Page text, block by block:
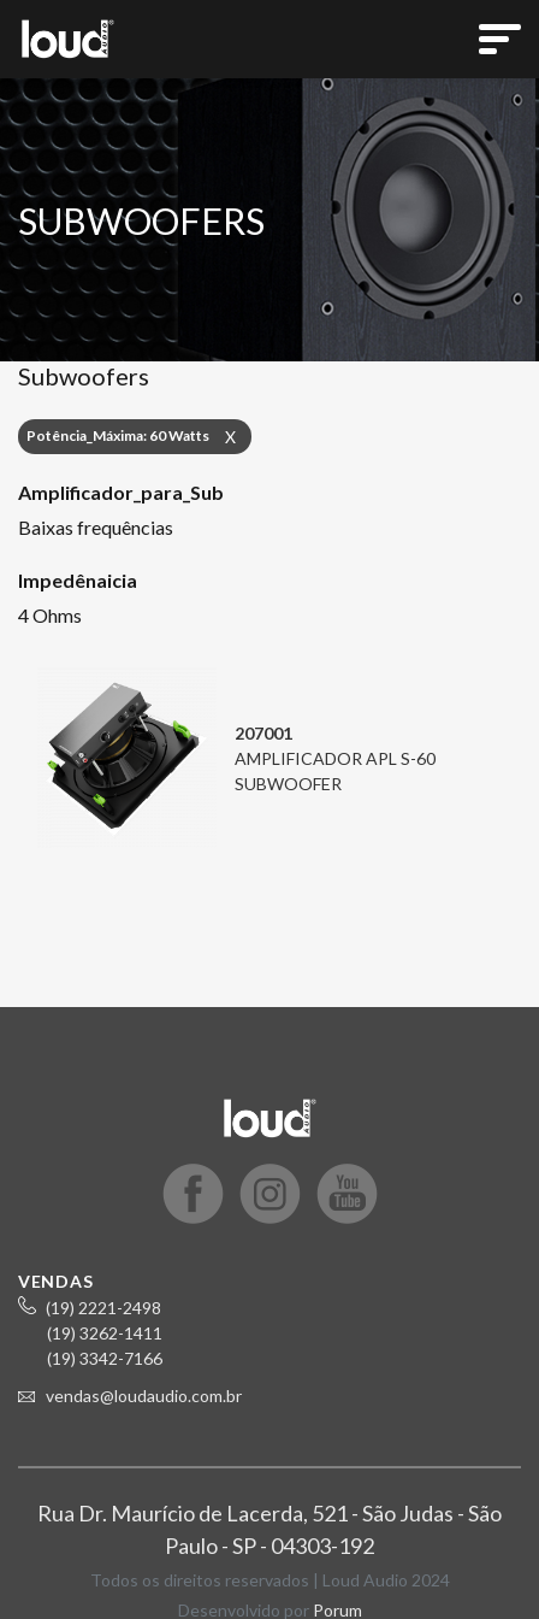
SUBWOOFERS
Subwoofers
Potência_Máxima: 60 Watts X
Amplificador_para_Sub
Baixas frequências
Impedênaicia
4 Ohms
207001
AMPLIFICADOR APL S-60
SUBWOOFER
VENDAS
(19) 2221-2498
(19) 3262-1411
(19) 3342-7166
vendas@loudaudio.com.br
Rua Dr. Maurício de Lacerda, 521 - São Judas - São
Paulo - SP - 04303-192
Todos os direitos reservados | Loud Audio 2024
Desenvolvido por Porum